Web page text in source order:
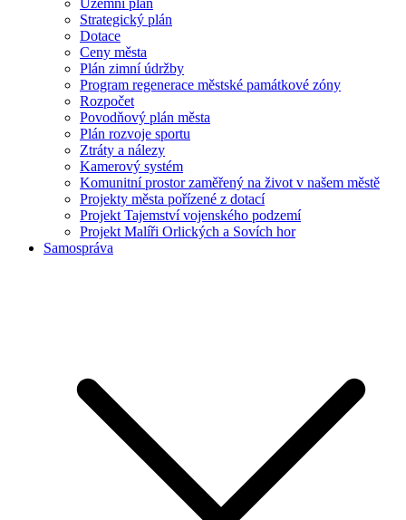
Územní plán
Strategický plán
Dotace
Ceny města
Plán zimní údržby
Program regenerace městské památkové zóny
Rozpočet
Povodňový plán města
Plán rozvoje sportu
Ztráty a nálezy
Kamerový systém
Komunitní prostor zaměřený na život v našem městě
Projekty města pořízené z dotací
Projekt Tajemství vojenského podzemí
Projekt Malíři Orlických a Sovích hor
Samospráva